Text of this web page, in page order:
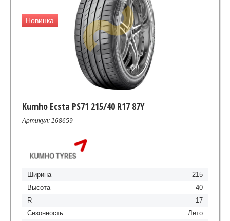
Новинка
Kumho Ecsta PS71 215/40 R17 87Y
Артикул: 168659
Ширина
215
Высота
40
R
17
Сезонность
Лето